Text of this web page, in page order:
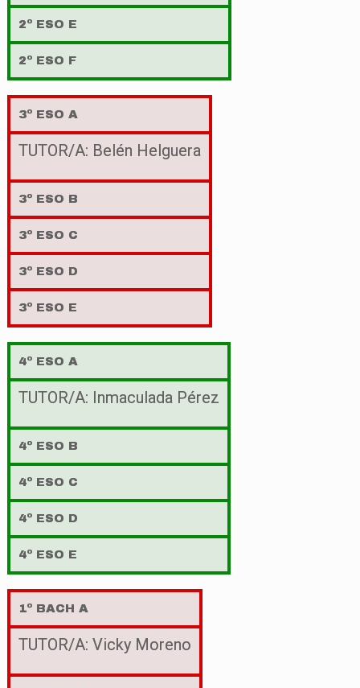
2º ESO E
2º ESO F
3º ESO A
TUTOR/A: Belén Helguera
3º ESO B
3º ESO C
3º ESO D
3º ESO E
4º ESO A
TUTOR/A: Inmaculada Pérez
4º ESO B
4º ESO C
4º ESO D
4º ESO E
1º BACH A
TUTOR/A: Vicky Moreno